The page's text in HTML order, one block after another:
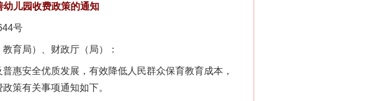
幼儿园收费政策的通知
号
育局）、财政厅（局）：
安全优质发展，有效降低人民群众保育教育成本，
策有关事项通知如下。